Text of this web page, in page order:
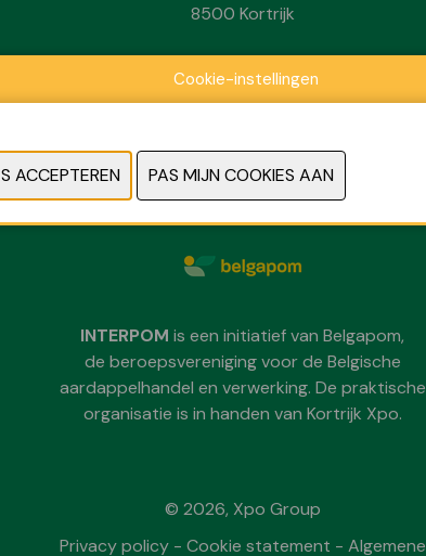
8500 Kortrijk
Zondag 29 november 2026
telkens van 09:30 tot 18:00
INTERPOMis een initiatief van Belgapom,
de beroepsvereniging voor de Belgische
aardappelhandel en verwerking. De praktische
organisatie is in handen van Kortrijk Xpo.
© 2026, Xpo Group
Privacy policy- Cookie statement - Algemene
Cookie-instellingen